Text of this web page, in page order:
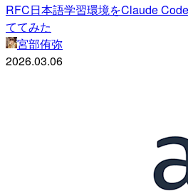
RFC日本語学習環境をClaude
ててみた
宮部侑弥
2026.03.06